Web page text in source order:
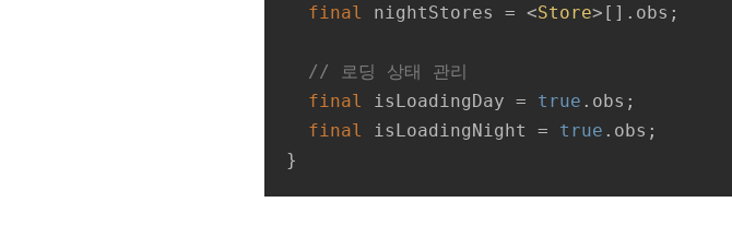
final
nightStores = <Store>[].obs;
// 로딩 상태 관리
final
isLoadingDay = true .obs;
final
isLoadingNight = true .obs;
}